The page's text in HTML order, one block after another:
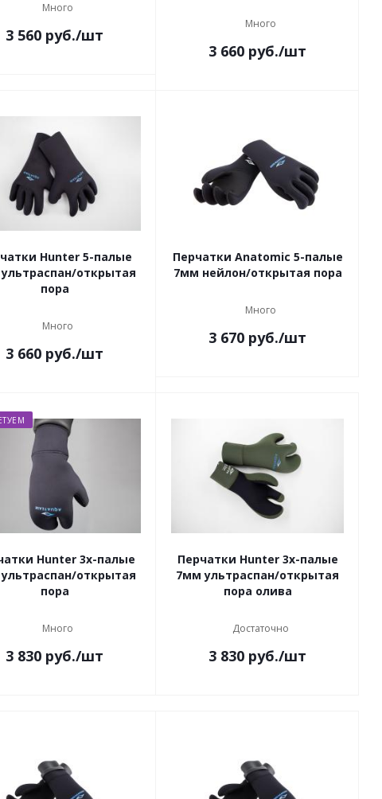
Много
3 560 руб./шт
Много
3 660 руб./шт
Hunter 5-палые
открытая
пора
Много
3 660 руб./шт
Перчатки Anatomic 5-палые
7мм нейлон/открытая пора
Много
3 670 руб./шт
Hunter 3х-палые
открытая
пора
Много
3 830 руб./шт
Перчатки Hunter 3х-палые
7мм ультраспан/открытая
пора олива
Достаточно
3 830 руб./шт